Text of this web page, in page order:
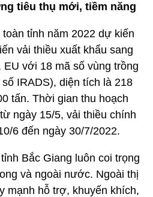
tiêu thụ mới, tiềm năng
tỉnh năm 2022 dự kiến
vải thiều xuất khẩu sang
với 18 mã số vùng trồng
IRADS), diện tích là 218
tấn. Thời gian thu hoạch
ngày 15/5, vải thiều chính
6 đến ngày 30/7/2022.
Bắc Giang luôn coi trọng
và ngoài nước. Ngoài thị
mạnh hỗ trợ, khuyến khích,